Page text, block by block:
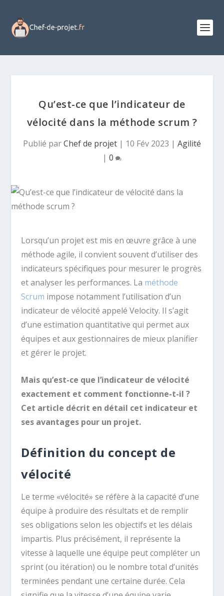
Qu’est-ce que l’indicateur de
vélocité dans la méthode scrum ?
Publié parChef de projet | 10 Fév 2023 | Agilité
| 0
Lorsqu’un projet est mis en œuvre grâce à une
méthode agile, il convient souvent d’utiliser des
indicateurs spécifiques pour mesurer le progrès
et analyser les performances. La méthode
Scrum impose notamment l’utilisation d’un
indicateur de vélocité appelé Velocity. Il s’agit
d’une estimation quantitative qui permet aux
équipes et aux gestionnaires de mieux planifier
et gérer le projet.
Mais qu’est-ce que l’indicateur de vélocité
exactement et comment fonctionne-t-il ?
Cet article décrit en détail cet indicateur et
ses avantages pour un projet.
Définition du concept de
vélocité
Le terme «vélocité» se réfère à la capacité d’une
équipe à produire des résultats et de remplir
ses obligations selon les objectifs et les délais
impartis. Plus précisément, il représente la
vitesse à laquelle une équipe peut compléter un
sprint (ou itération) ou le nombre total d’unités
terminées pendant une certaine durée. Cela